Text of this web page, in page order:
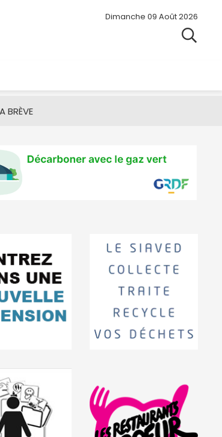
Dimanche 09 Août 2026
BRÈVE